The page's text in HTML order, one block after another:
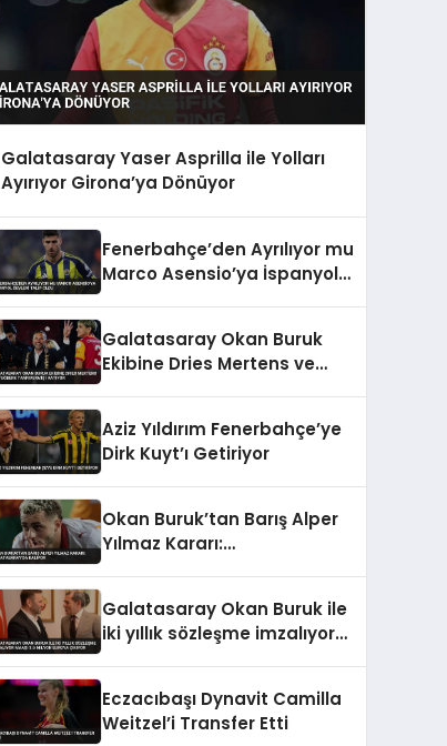
Galatasaray Yaser Asprilla ile Yolları
Ayırıyor Girona’ya Dönüyor
Fenerbahçe’den Ayrılıyor mu
Marco Asensio’ya İspanyol
Galatasaray Okan Buruk
Ekibine Dries Mertens ve
Aziz Yıldırım Fenerbahçe’ye
Dirk Kuyt’ı Getiriyor
Okan Buruk’tan Barış Alper
Yılmaz Kararı:
Galatasaray Okan Buruk ile
iki yıllık sözleşme imzalıyor
Eczacıbaşı Dynavit Camilla
Weitzel’i Transfer Etti